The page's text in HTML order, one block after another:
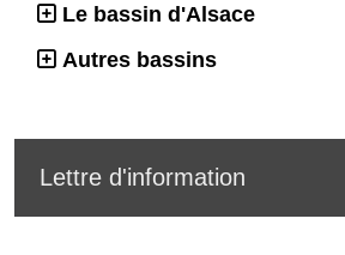
Le bassin d'Alsace
Autres bassins
Lettre d'information